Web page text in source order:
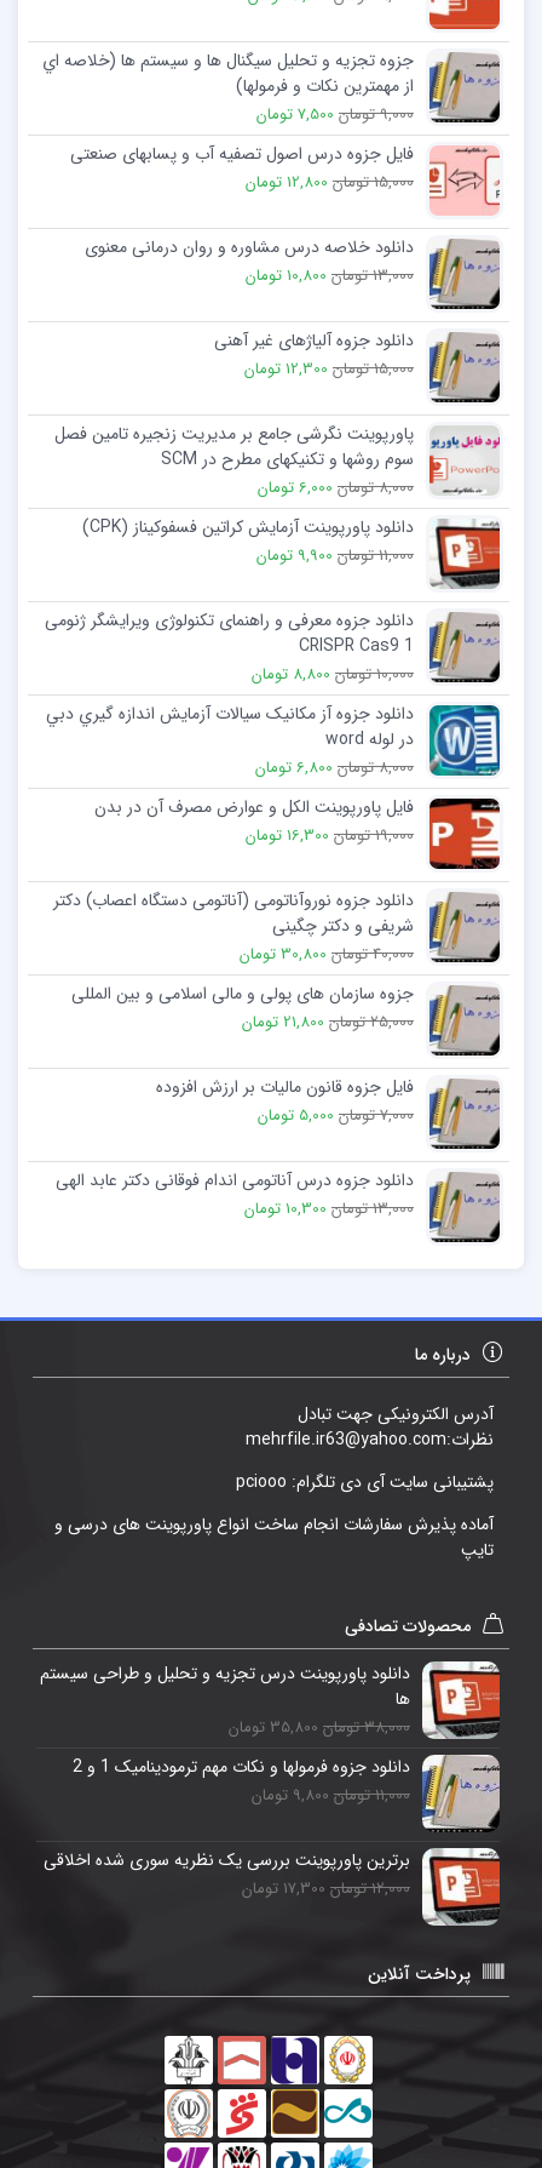
جزوه تجزیه و تحلیل سیگنال ها و سیستم ها (خلاصه اي
از مهمترین نکات و فرمولها)
9,000 تومان 7,500 تومان
فایل جزوه درس اصول تصفیه آب و پسابهای صنعتی
15,000 تومان 12,800 تومان
دانلود خلاصه درس مشاوره و روان درمانی معنوی
13,000 تومان 10,800 تومان
دانلود جزوه آلیاژهای غیر آهنی
15,000 تومان 12,300 تومان
پاورپوینت نگرشی جامع بر مدیریت زنجیره تامین فصل
سوم روشها و تکنیکهای مطرح در SCM
8,000 تومان 6,000 تومان
دانلود پاورپوینت آزمایش کراتین فسفوکیناز (CPK)
11,000 تومان 9,900 تومان
دانلود جزوه معرفی و راهنمای تکنولوژی ویرایشگر ژنومی
CRISPR Cas9 1
10,000 تومان 8,800 تومان
دانلود جزوه آز مکانیک سیالات آزمایش اندازه گيري دبي
در لوله word
8,000 تومان 6,800 تومان
فایل پاورپوینت الکل و عوارض مصرف آن در بدن
19,000 تومان 16,300 تومان
دانلود جزوه نوروآناتومی (آناتومی دستگاه اعصاب) دکتر
شریفی و دکتر چگینی
40,000 تومان 30,800 تومان
جزوه سازمان های پولی و مالی اسلامی و بین المللی
25,000 تومان 21,800 تومان
فایل جزوه قانون مالیات بر ارزش افزوده
7,000 تومان 5,000 تومان
دانلود جزوه درس آناتومی اندام فوقانی دکتر عابد الهی
13,000 تومان 10,300 تومان
درباره ما
آدرس الکترونیکی جهت تبادل
نظرات:mehrfile.ir63@yahoo.com
پشتیبانی سایت آی دی تلگرام: pciooo
آماده پذیرش سفارشات انجام ساخت انواع پاورپوینت های درسی و
تایپ
محصولات تصادفی
دانلود پاورپوینت درس تجزیه و تحلیل و طراحی سیستم
ها
38,000 تومان 35,800 تومان
دانلود جزوه فرمولها و نکات مهم ترمودینامیک 1 و 2
11,000 تومان 9,800 تومان
برترین پاورپوینت بررسی یک نظریه سوری شده اخلاقی
12,000 تومان 17,300 تومان
پرداخت آنلاین